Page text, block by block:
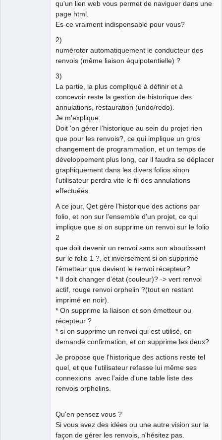
qu'un lien web vous permet de naviguer dans une
page html.
Es-ce vraiment indispensable pour vous?
2)
numéroter automatiquement le conducteur des
renvois (même liaison équipotentielle) ?
3)
La partie, la plus compliqué à définir et à
concevoir reste la gestion de historique des
annulations, restauration (undo/redo).
Je m'explique:
Doit 'on gérer l’historique au sein du projet rien
que pour les renvois?, ce qui implique un gros
changement de programmation, et un temps de
développement plus long, car il faudra se déplacer
graphiquement dans les divers folios sinon
l'utilisateur perdra vite le fil des annulations
effectuées.
A ce jour, Qet gère l'historique des actions par
folio, et non sur l'ensemble d'un projet, ce qui
implique que si on supprime un renvoi sur le folio
2
que doit devenir un renvoi sans son aboutissant
sur le folio 1 ?, et inversement si on supprime
l’émetteur que devient le renvoi récepteur?
* Il doit changer d’état (couleur)? -> vert renvoi
actif, rouge renvoi orphelin ?(tout en restant
imprimé en noir).
* On supprime la liaison et son émetteur ou
récepteur ?
* si on supprime un renvoi qui est utilisé, on
demande confirmation, et on supprime les deux?
Je propose que l'historique des actions reste tel
quel, et que l'utilisateur refasse lui même ses
connexions avec l'aide d'une table liste des
renvois orphelins.
Qu'en pensez vous ?
Si vous avez des idées ou une autre vision sur la
façon de gérer les renvois, n'hésitez pas.